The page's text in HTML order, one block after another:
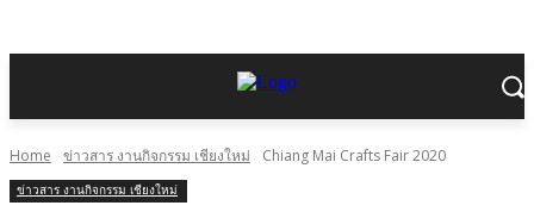
Home ข่าวสาร งานกิจกรรม เชียงใหม่ Chiang Mai Crafts Fair 2020
ข่าวสาร งานกิจกรรม เชียงใหม่